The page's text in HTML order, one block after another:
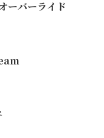
ーバーライド